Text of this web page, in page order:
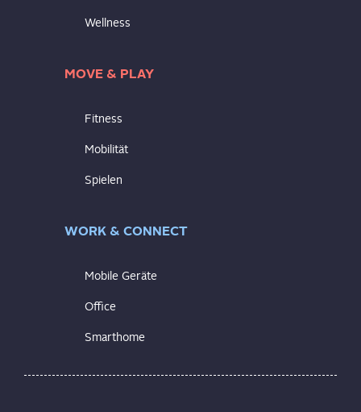
Wellness
MOVE & PLAY
Fitness
Mobilität
Spielen
WORK & CONNECT
Mobile Geräte
Office
Smarthome